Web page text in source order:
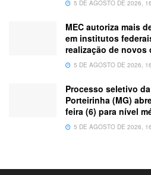
5 DE AGOSTO DE 2026,
MEC autoriza mais
em institutos
realização de novos
5 DE AGOSTO DE 2026,
Processo seletivo
Porteirinha (MG)
feira (6) para nível
5 DE AGOSTO DE 2026,